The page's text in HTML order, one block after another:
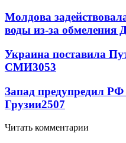
Молдова
воды из-за обмеления
Украина поставила
СМИ3053
Запад предупредил РФ
Грузии2507
Читать комментарии